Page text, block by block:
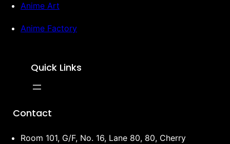
Anime Art
Anime Factory
Quick Links
Contact
Room 101, G/F, No. 16, Lane 80, 80, Cherry